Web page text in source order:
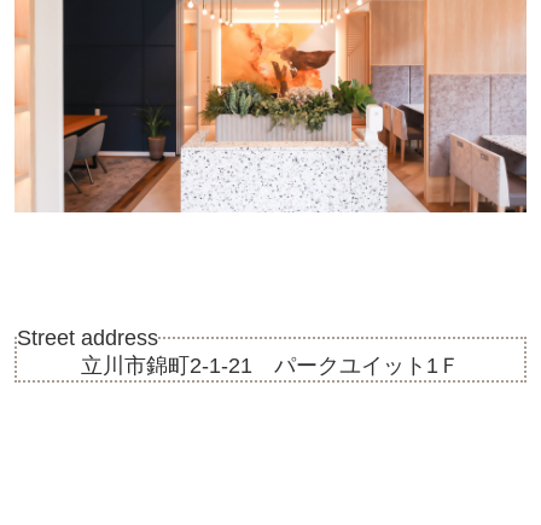
Street address
立川市錦町2-1-21 パークユイット1Ｆ